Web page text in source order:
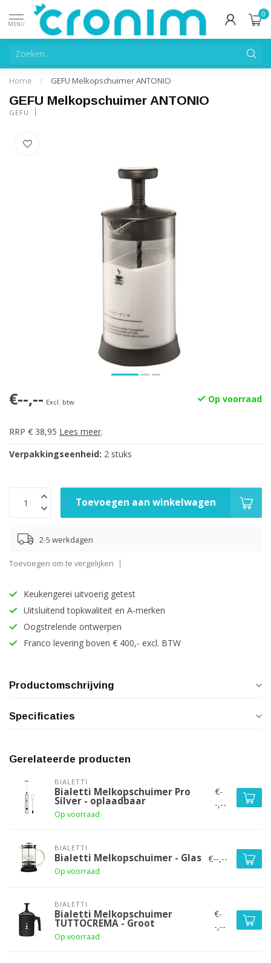
MENU
0
Home / GEFU Melkopschuimer ANTONIO
GEFU Melkopschuimer ANTONIO
GEFU
€--,-- Excl. btw Op voorraad
RRP € 38,95 Lees meer.
Verpakkingseenheid: 2 stuks
Toevoegen aan winkelwagen
2-5 werkdagen
Toevoegen om te vergelijken
Keukengerei uitvoerig getest
Uitsluitend topkwaliteit en A-merken
Oogstrelende ontwerpen
Franco levering boven € 400,- excl. BTW
Productomschrijving
Specificaties
Gerelateerde producten
BIALETTI
Bialetti Melkopschuimer Pro
Silver - oplaadbaar
Op voorraad
€-
-,--
BIALETTI
Bialetti Melkopschuimer - Glas
Op voorraad
€--,--
BIALETTI
Bialetti Melkopschuimer
TUTTOCREMA - Groot
Op voorraad
€-
-,--